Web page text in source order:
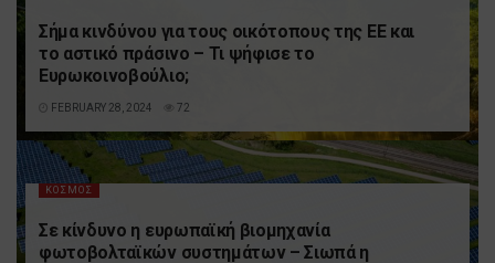
Σήμα κινδύνου για τους οικότοπους της ΕΕ και
το αστικό πράσινο – Τι ψήφισε το
Ευρωκοινοβούλιο;
FEBRUARY 28, 2024 72
ΚΟΣΜΟΣ
Σε κίνδυνο η ευρωπαϊκή βιομηχανία
φωτοβολταϊκών συστημάτων – Σιωπά η